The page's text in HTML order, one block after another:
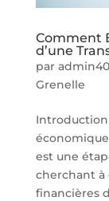
Comment
d’une
par
Grenelle
Introduction
est une
cherchant
financières